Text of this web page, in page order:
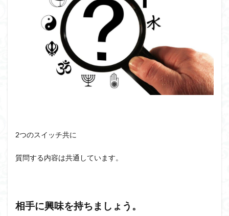
2つのスイッチ共に
質問する内容は共通しています。
相手に興味を持ちましょう。